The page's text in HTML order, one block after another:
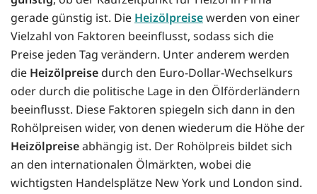
gerade günstig ist. Die Heizölpreisewerden von einer
Vielzahl von Faktoren beeinflusst, sodass sich die
Preise jeden Tag verändern. Unter anderem werden
die Heizölpreise durch den Euro-Dollar-Wechselkurs
oder durch die politische Lage in den Ölförderländern
beeinflusst. Diese Faktoren spiegeln sich dann in den
Rohölpreisen wider, von denen wiederum die Höhe der
Heizölpreiseabhängig ist. Der Rohölpreis bildet sich
an den internationalen Ölmärkten, wobei die
wichtigsten Handelsplätze New York und London sind.